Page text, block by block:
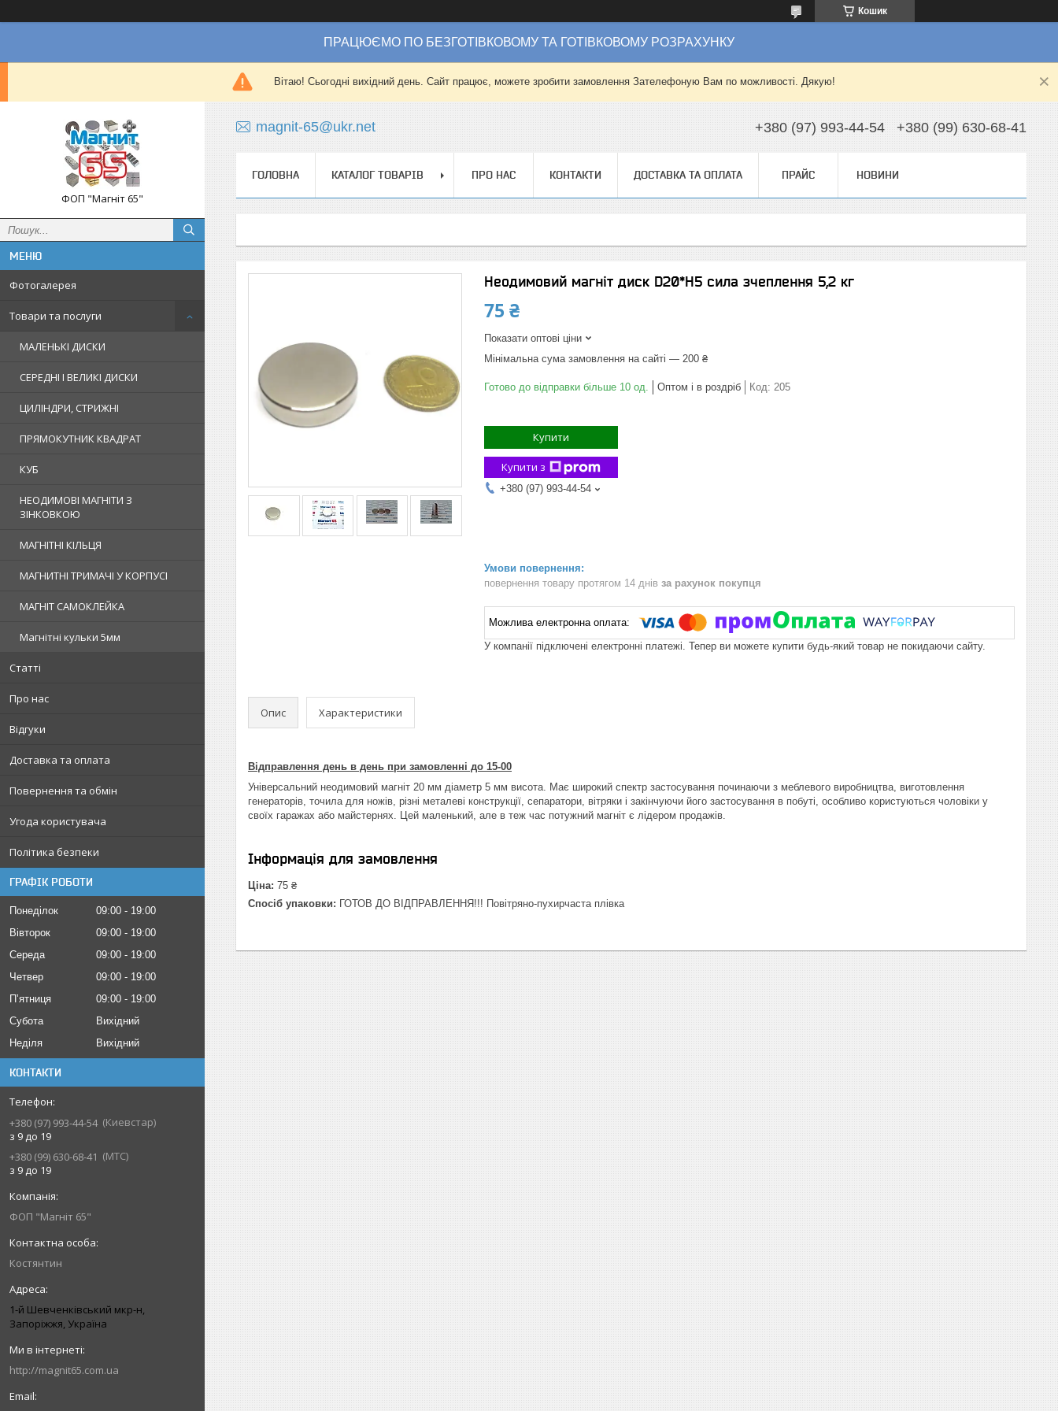
Кошик
ПРАЦЮЄМО ПО БЕЗГОТІВКОВОМУ ТА ГОТІВКОВОМУ РОЗРАХУНКУ
Вітаю! Сьогодні вихідний день. Сайт працює, можете зробити замовлення Зателефоную Вам по можливості. Дякую!
ФОП "Магніт 65"
Фотогалерея
Товари та послуги
МАЛЕНЬКІ ДИСКИ
СЕРЕДНІ І ВЕЛИКІ ДИСКИ
ЦИЛІНДРИ, СТРИЖНІ
ПРЯМОКУТНИК КВАДРАТ
КУБ
НЕОДИМОВІ МАГНІТИ З
ЗІНКОВКОЮ
МАГНІТНІ КІЛЬЦЯ
МАГНИТНІ ТРИМАЧІ У КОРПУСІ
МАГНІТ САМОКЛЕЙКА
Магнітні кульки 5мм
Статті
Про нас
Відгуки
Доставка та оплата
Повернення та обмін
Угода користувача
Політика безпеки
ГРАФІК РОБОТИ
Понеділок 09:00
19:00
Вівторок
09:00
19:00
Середа
09:00
19:00
Четвер
09:00
19:00
Пʼятниця
09:00
19:00
Субота
Вихідний
Неділя
Вихідний
КОНТАКТИ
+380 (97) 993-44-54
Киевстар
з 9 до 19
+380 (99) 630-68-41
МТС
з 9 до 19
ФОП "Магніт 65"
Костянтин
1-й Шевченківський мкр-н,
Запоріжжя, Україна
http://magnit65.com.ua
magnit-65@ukr.net +380 (97) 993-44-54 +380 (99) 630-68-41
ГОЛОВНА КАТАЛОГ ТОВАРІВ ПРО НАС КОНТАКТИ ДОСТАВКА ТА ОПЛАТА ПРАЙС НОВИНИ
Неодимовий магніт диск D20*H5 сила зчеплення 5,2 кг
75 ₴
Показати оптові ціни
Мінімальна сума замовлення на сайті — 200 ₴
Готово до відправки більше 10 од. Оптом і в роздріб Код: 205
Купити
Купити з
+380 (97) 993-44-54
повернення товару протягом 14 днів за рахунок покупця
У компанії підключені електронні платежі. Тепер ви можете купити будь-який товар не покидаючи сайту.
Опис Характеристики
Відправлення день в день при замовленні до 15-00
Універсальний неодимовий магніт 20 мм діаметр 5 мм висота. Має широкий спектр застосування починаючи з меблевого виробництва, виготовлення
генераторів, точила для ножів, різні металеві конструкції, сепаратори, вітряки і закінчуючи його застосування в побуті, особливо користуються чоловіки у
своїх гаражах або майстернях. Цей маленький, але в теж час потужний магніт є лідером продажів.
Інформація для замовлення
Ціна: 75 ₴
Спосіб упаковки: ГОТОВ ДО ВІДПРАВЛЕННЯ!!! Повітряно-пухирчаста плівка